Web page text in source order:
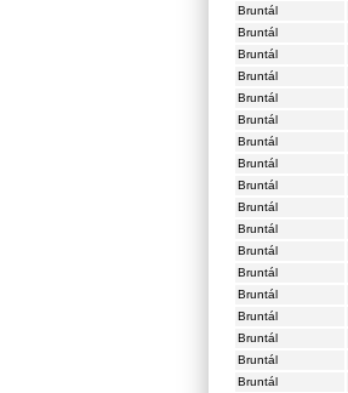
Bruntál
Bruntál
Bruntál
Bruntál
Bruntál
Bruntál
Bruntál
Bruntál
Bruntál
Bruntál
Bruntál
Bruntál
Bruntál
Bruntál
Bruntál
Bruntál
Bruntál
Bruntál